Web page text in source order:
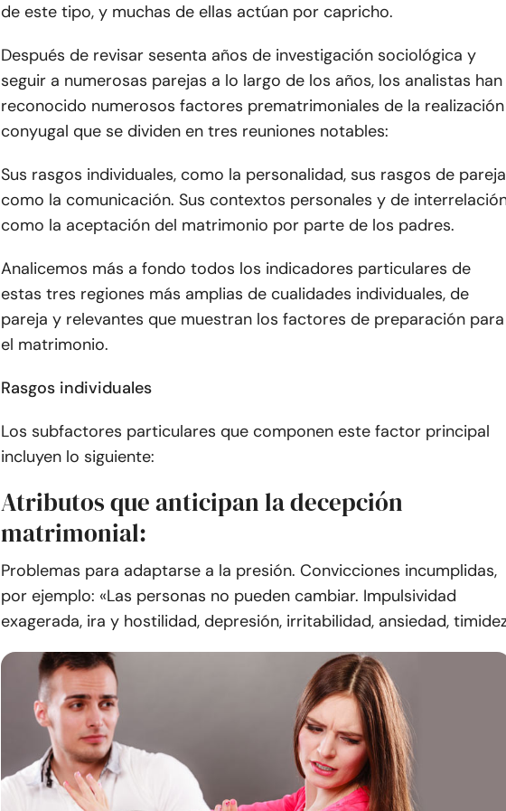
de este tipo, y muchas de ellas actúan por capricho.
Después de revisar sesenta años de investigación sociológica y
seguir a numerosas parejas a lo largo de los años, los analistas han
reconocido numerosos factores prematrimoniales de la realización
conyugal que se dividen en tres reuniones notables:
Sus rasgos individuales, como la personalidad, sus rasgos de
como la comunicación. Sus contextos personales y de
como la aceptación del matrimonio por parte de los padres.
Analicemos más a fondo todos los indicadores particulares de
estas tres regiones más amplias de cualidades individuales, de
pareja y relevantes que muestran los factores de preparación para
el matrimonio.
Rasgos individuales
Los subfactores particulares que componen este factor principal
incluyen lo siguiente:
Atributos que anticipan la decepción
matrimonial:
Problemas para adaptarse a la presión. Convicciones incumplidas,
por ejemplo: «Las personas no pueden cambiar. Impulsividad
exagerada, ira y hostilidad, depresión, irritabilidad, ansiedad,